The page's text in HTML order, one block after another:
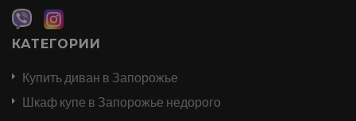
КАТЕГОРИИ
Купить диван в Запорожье
Шкаф купе в Запорожье недорого